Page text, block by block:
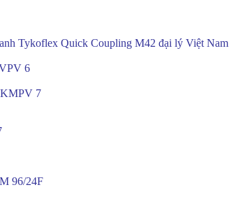
Tykoflex Quick Coupling M42 đại lý Việt Nam
6
KMPV 7
96/24F